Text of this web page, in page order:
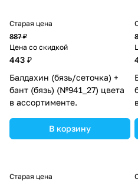
Старая цена
887 ₽
Цена со скидкой
443 ₽
Балдахин (бязь/сеточка) +
бант (бязь) (№941_27) цвета
в ассортименте.
В корзину
Старая цена